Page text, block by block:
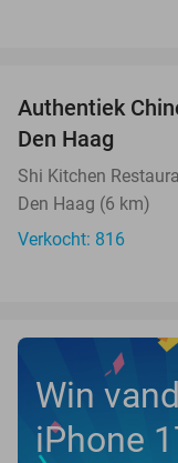
Authentiek
Den Haag
Shi Kitchen
Den Haag (6 km)
Verkocht: 816
Win
iPhone